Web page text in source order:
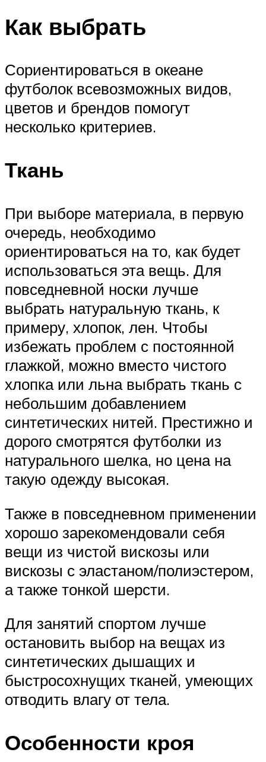
Как выбрать
Сориентироваться в океане
футболок всевозможных видов,
цветов и брендов помогут
несколько критериев.
Ткань
При выборе материала, в первую
очередь, необходимо
ориентироваться на то, как будет
использоваться эта вещь. Для
повседневной носки лучше
выбрать натуральную ткань, к
примеру, хлопок, лен. Чтобы
избежать проблем с постоянной
глажкой, можно вместо чистого
хлопка или льна выбрать ткань с
небольшим добавлением
синтетических нитей. Престижно и
дорого смотрятся футболки из
натурального шелка, но цена на
такую одежду высокая.
Также в повседневном применении
хорошо зарекомендовали себя
вещи из чистой вискозы или
вискозы с эластаном/полиэстером,
а также тонкой шерсти.
Для занятий спортом лучше
остановить выбор на вещах из
синтетических дышащих и
быстросохнущих тканей, умеющих
отводить влагу от тела.
Особенности кроя